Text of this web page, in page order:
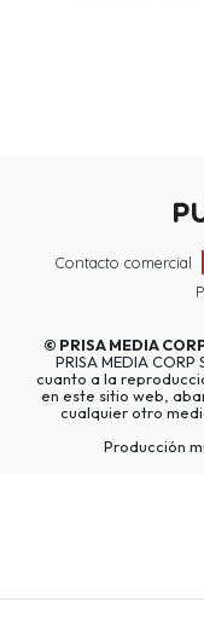
Contacto comercial
© PRISA MEDIA
PRISA MEDIA
cuanto a la
en este sitio web,
cualquier otro
Producción